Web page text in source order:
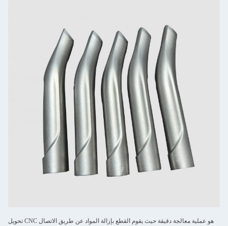
تحويل CNC هو عملية معالجة دقيقة حيث يقوم القطع بإزالة المواد عن طريق الاتصال